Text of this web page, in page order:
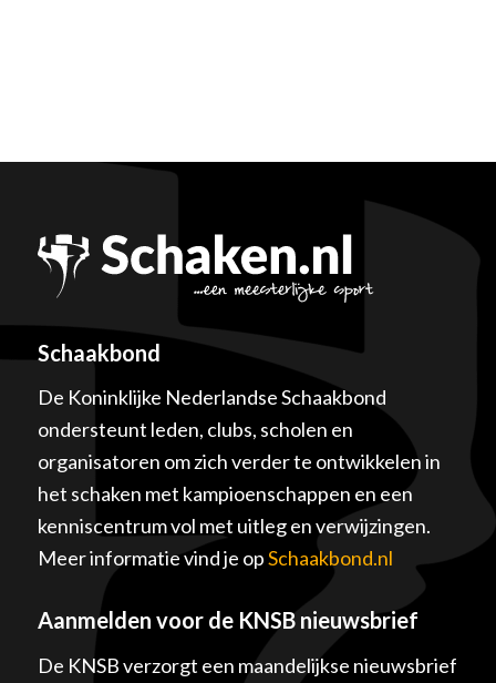
Schaakbond
De Koninklijke Nederlandse Schaakbond
ondersteunt leden, clubs, scholen en
organisatoren om zich verder te ontwikkelen in
het schaken met kampioenschappen en een
kenniscentrum vol met uitleg en verwijzingen.
Meer informatie vind je opSchaakbond.nl
Aanmelden voor de KNSB nieuwsbrief
De KNSB verzorgt een maandelijkse nieuwsbrief